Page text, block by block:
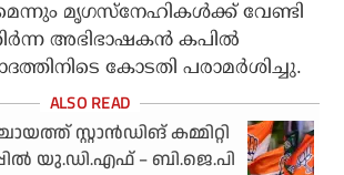
മൃഗസ്നേഹികൾക്ക് വേണ്ടി
അഭിഭാഷകൻ കപിൽ
കോടതി പരാമർശിച്ചു.
സ്റ്റാൻഡിങ് കമ്മിറ്റി
യു.ഡി.എഫ് – ബി.ജെ.പി